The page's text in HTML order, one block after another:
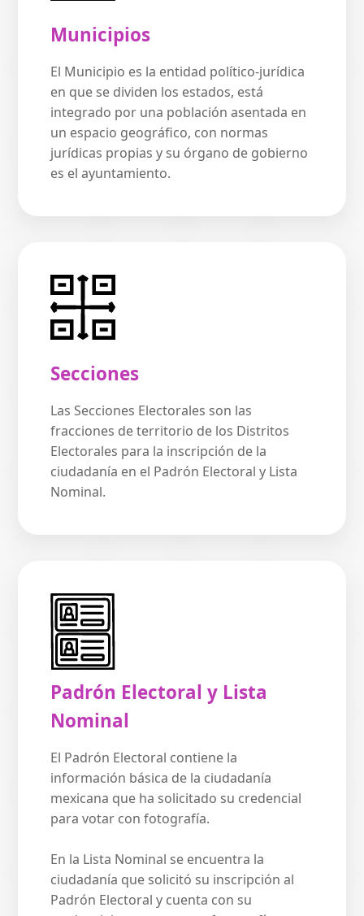
Municipios
El Municipio es la entidad político-jurídica
en que se dividen los estados, está
integrado por una población asentada en
un espacio geográfico, con normas
jurídicas propias y su órgano de gobierno
es el ayuntamiento.
Secciones
Las Secciones Electorales son las
fracciones de territorio de los Distritos
Electorales para la inscripción de la
ciudadanía en el Padrón Electoral y Lista
Nominal.
Padrón Electoral y Lista
Nominal
El Padrón Electoral contiene la
información básica de la ciudadanía
mexicana que ha solicitado su credencial
para votar con fotografía.
En la Lista Nominal se encuentra la
ciudadanía que solicitó su inscripción al
Padrón Electoral y cuenta con su